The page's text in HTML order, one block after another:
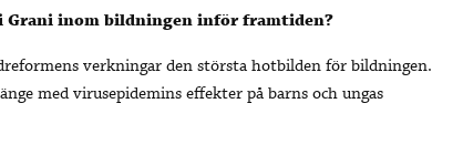
Grani inom bildningen inför framtiden?
verkningar den största hotbilden för bildningen.
med virusepidemins effekter på barns och ungas